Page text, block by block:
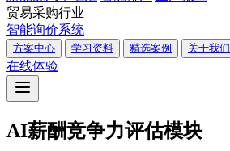
贸易采购行业
智能询价系统
方案中心 学习资料 精选案例 关于我们
在线体验
AI薪酬竞争力评估模块